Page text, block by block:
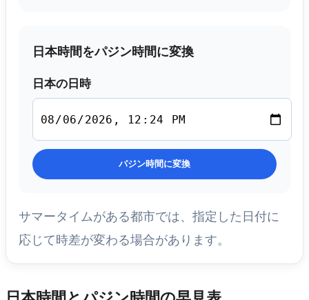
日本時間をパジン時間に変換
日本の日時
パジン時間に変換
サマータイムがある都市では、指定した日付に
応じて時差が変わる場合があります。